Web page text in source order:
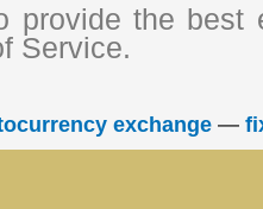
provide the best
Service.
exchange —